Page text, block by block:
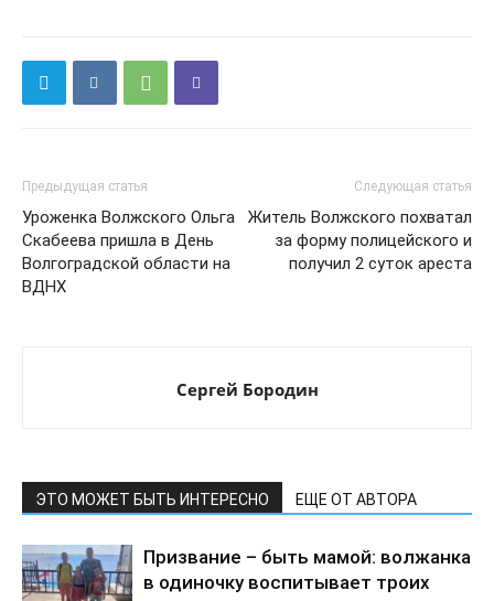
Предыдущая статья
Уроженка Волжского Ольга
Скабеева пришла в День
Волгоградской области на
ВДНХ
Следующая статья
Житель Волжского похватал
за форму полицейского и
получил 2 суток ареста
Сергей Бородин
ЭТО МОЖЕТ БЫТЬ ИНТЕРЕСНО ЕЩЕ ОТ АВТОРА
Призвание – быть мамой: волжанка
в одиночку воспитывает троих